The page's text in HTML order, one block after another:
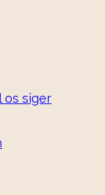
os siger